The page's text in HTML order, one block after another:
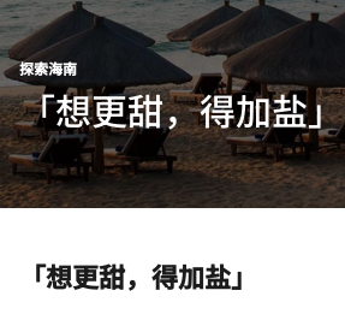
探索海南
「想更甜，得加盐」
「想更甜，得加盐」